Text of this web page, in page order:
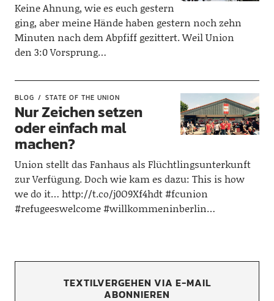
Keine Ahnung, wie es euch gestern
ging, aber meine Hände haben gestern noch zehn
Minuten nach dem Abpfiff gezittert. Weil Union
den 3:0 Vorsprung…
BLOG STATE OF THE UNION
Nur Zeichen setzen
oder einfach mal
machen?
Union stellt das Fanhaus als Flüchtlingsunterkunft
zur Verfügung. Doch wie kam es dazu: This is how
we do it… http://t.co/j0O9Xf4hdt #fcunion
#refugeeswelcome #willkommeninberlin…
TEXTILVERGEHEN VIA E-MAIL
ABONNIEREN